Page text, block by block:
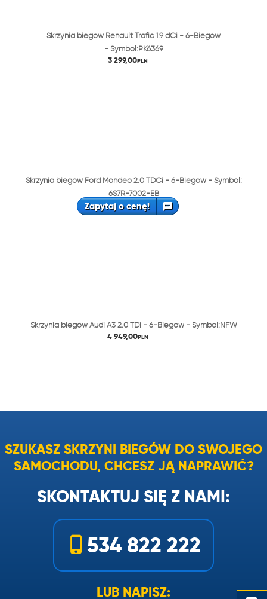
Skrzynia biegów Renault Trafic 1.9 dCi - 6-Biegów
- Symbol:PK6369
3 299,00PLN
Skrzynia biegów Ford Mondeo 2.0 TDCi - 6-Biegów - Symbol:
6S7R-7002-EB
Zapytaj o cenę!
Skrzynia biegów Audi A3 2.0 TDi - 6-Biegów - Symbol:NFW
4 949,00PLN
SZUKASZ SKRZYNI BIEGÓW DO SWOJEGO
SAMOCHODU, CHCESZ JĄ NAPRAWIĆ?
SKONTAKTUJ SIĘ Z NAMI:
534 822 222
LUB NAPISZ: